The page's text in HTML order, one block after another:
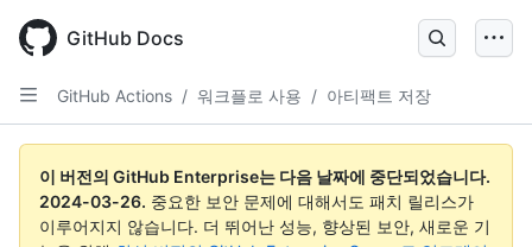
main
content
GitHub Docs
GitHub Actions / 워크플로 사용 / 아티팩트 저장
이 버전의 GitHub Enterprise는 다음 날짜에 중단되었습니다.
2024-03-26. 중요한 보안 문제에 대해서도 패치 릴리스가
이루어지지 않습니다. 더 뛰어난 성능, 향상된 보안, 새로운 기